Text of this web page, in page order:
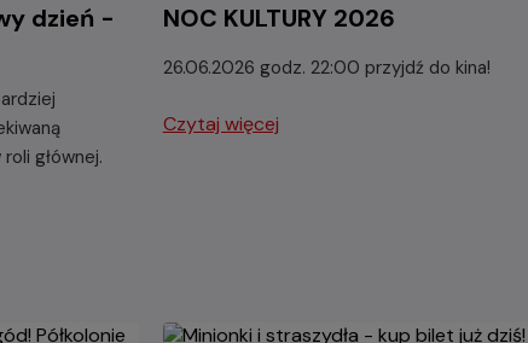
dzień -
głównej.
NOC KULTURY 2026
26.06.2026 godz. 22:00 przyjdź do kina!
Czytaj więcej